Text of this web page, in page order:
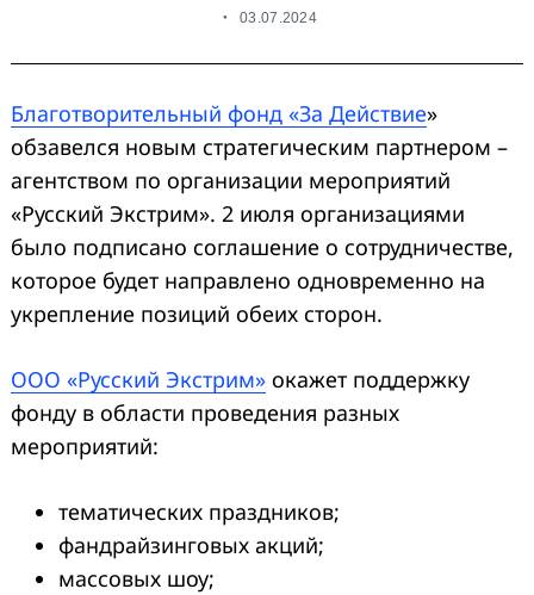
03.07.2024
Благотворительный фонд «За Действие»
обзавелся новым стратегическим партнером –
агентством по организации мероприятий
«Русский Экстрим». 2 июля организациями
было подписано соглашение о сотрудничестве,
которое будет направлено одновременно на
укрепление позиций обеих сторон.
ООО «Русский Экстрим» окажет поддержку
фонду в области проведения разных
мероприятий:
тематических праздников;
фандрайзинговых акций;
массовых шоу;